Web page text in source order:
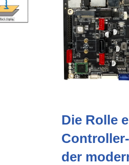
Die Rolle
der